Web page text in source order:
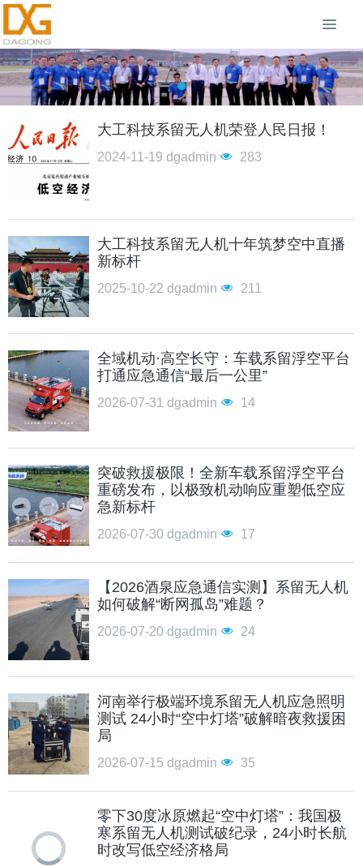
大工科技系留无人机荣登人民日报！
2024-11-19 dgadmin 283
大工科技系留无人机十年筑梦空中直播
新标杆
2025-10-22 dgadmin 211
全域机动·高空长守：车载系留浮空平台
打通应急通信“最后一公里”
2026-07-31 dgadmin 14
突破救援极限！全新车载系留浮空平台
重磅发布，以极致机动响应重塑低空应
急新标杆
2026-07-30 dgadmin 17
【2026酒泉应急通信实测】系留无人机
如何破解“断网孤岛”难题？
2026-07-20 dgadmin 24
河南举行极端环境系留无人机应急照明
测试 24小时“空中灯塔”破解暗夜救援困
局
2026-07-15 dgadmin 35
零下30度冰原燃起“空中灯塔”：我国极
寒系留无人机测试破纪录，24小时长航
时改写低空经济格局